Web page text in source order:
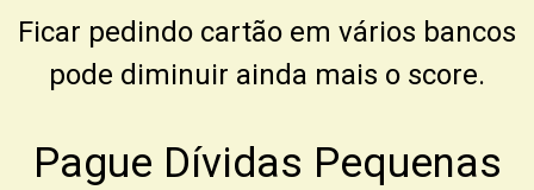
Ficar pedindo cartão em vários bancos
pode diminuir ainda mais o score.
Pague Dívidas Pequenas